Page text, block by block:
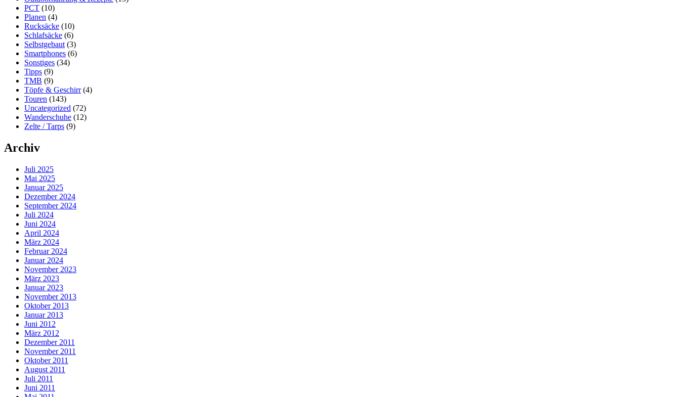
PCT (10)
Planen (4)
Rucksäcke (10)
Schlafsäcke (6)
Selbstgebaut (3)
Smartphones (6)
Sonstiges (34)
Tipps (9)
TMB (9)
Töpfe & Geschirr(4)
Touren (143)
Uncategorized (72)
Wanderschuhe (12)
Zelte / Tarps (9)
Archiv
Juli 2025
Mai 2025
Januar 2025
Dezember 2024
September 2024
Juli 2024
Juni 2024
April 2024
März 2024
Februar 2024
Januar 2024
November 2023
März 2023
Januar 2023
November 2013
Oktober 2013
Januar 2013
Juni 2012
März 2012
Dezember 2011
November 2011
Oktober 2011
August 2011
Juli 2011
Juni 2011